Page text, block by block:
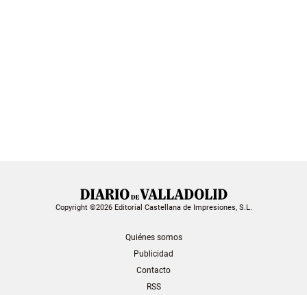
Copyright ©2026 Editorial Castellana de Impresiones, S.L.
Quiénes somos
Publicidad
Contacto
RSS